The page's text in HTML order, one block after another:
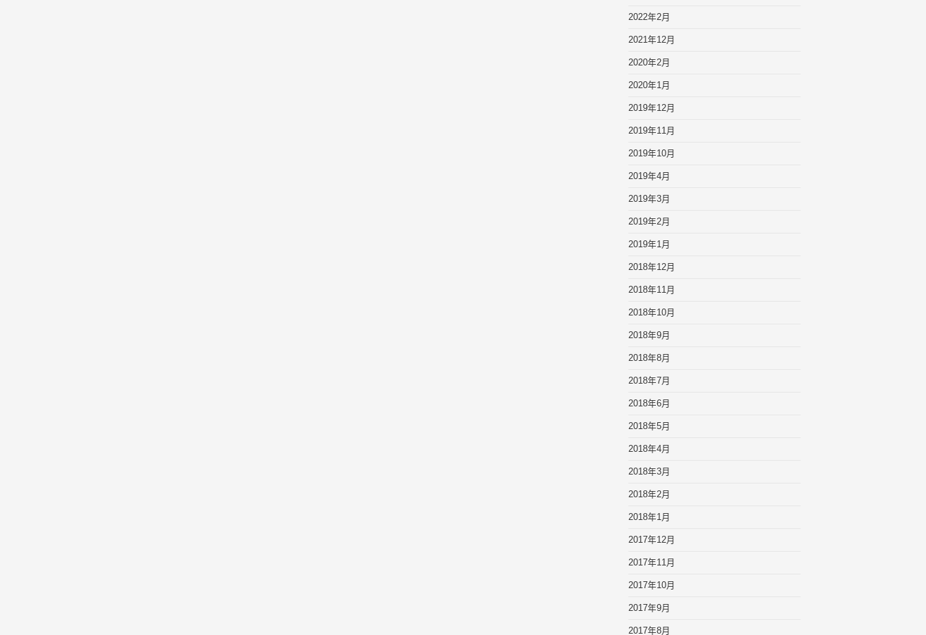
2022年2月
2021年12月
2020年2月
2020年1月
2019年12月
2019年11月
2019年10月
2019年4月
2019年3月
2019年2月
2019年1月
2018年12月
2018年11月
2018年10月
2018年9月
2018年8月
2018年7月
2018年6月
2018年5月
2018年4月
2018年3月
2018年2月
2018年1月
2017年12月
2017年11月
2017年10月
2017年9月
2017年8月